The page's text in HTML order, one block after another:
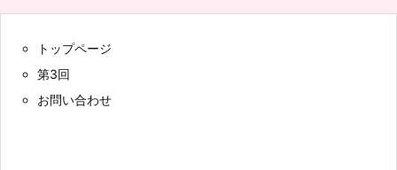
トップページ
第3回
お問い合わせ